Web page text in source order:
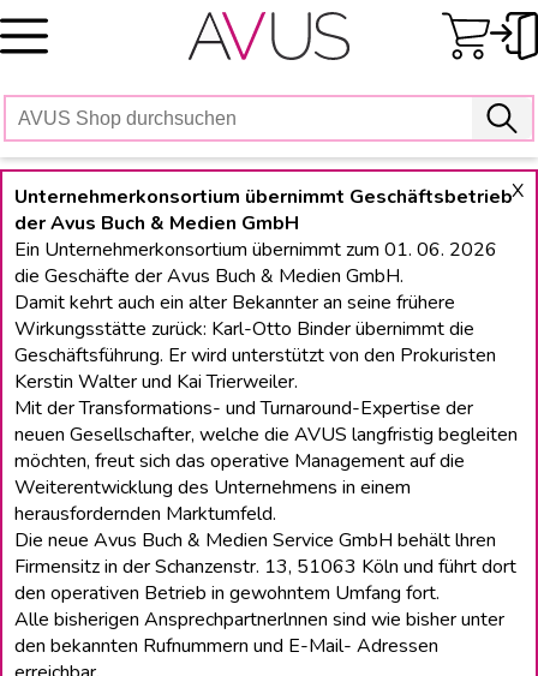
Skip
to
X
Unternehmerkonsortium übernimmt Geschäftsbetrieb
der Avus Buch & Medien GmbH
Ein Unternehmerkonsortium übernimmt zum 01. 06. 2026
die Geschäfte der Avus Buch & Medien GmbH.
Damit kehrt auch ein alter Bekannter an seine frühere
Wirkungsstätte zurück: Karl-Otto Binder übernimmt die
Geschäftsführung. Er wird unterstützt von den Prokuristen
Kerstin Walter und Kai Trierweiler.
Mit der Transformations- und Turnaround-Expertise der
neuen Gesellschafter, welche die AVUS langfristig begleiten
möchten, freut sich das operative Management auf die
Weiterentwicklung des Unternehmens in einem
herausfordernden Marktumfeld.
Die neue Avus Buch & Medien Service GmbH behält lhren
Firmensitz in der Schanzenstr. 13, 51063 Köln und führt dort
den operativen Betrieb in gewohntem Umfang fort.
Alle bisherigen Ansprechpartnerlnnen sind wie bisher unter
den bekannten Rufnummern und E-Mail- Adressen